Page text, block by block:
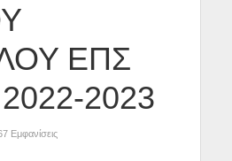
ΕΠΣ
2023
Εμφανίσεις